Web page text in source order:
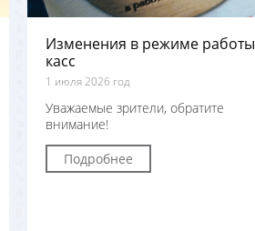
Изменения в режиме работы
касс
1 июля 2026 год
Уважаемые зрители, обратите
внимание!
Подробнее